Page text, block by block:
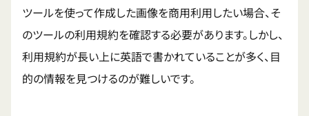
ツールを使って作成した画像を商用利用したい場合、そ
のツールの利用規約を確認する必要があります。しかし、
利用規約が長い上に英語で書かれていることが多く、目
的の情報を見つけるのが難しいです。